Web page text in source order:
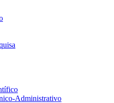
Administrativo